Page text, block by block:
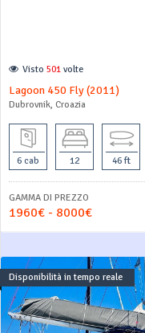
Visto 501 volte
Lagoon 450 Fly (2011)
Dubrovnik, Croazia
6 cab 12 46 ft
GAMMA DI PREZZO
1960€ - 8000€
Disponibilità in tempo reale